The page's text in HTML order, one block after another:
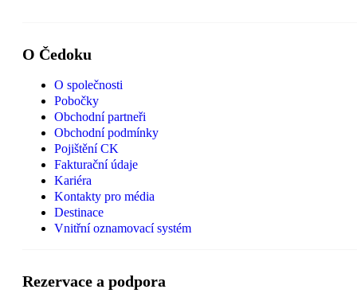
O Čedoku
O společnosti
Pobočky
Obchodní partneři
Obchodní podmínky
Pojištění CK
Fakturační údaje
Kariéra
Kontakty pro média
Destinace
Vnitřní oznamovací systém
Rezervace a podpora